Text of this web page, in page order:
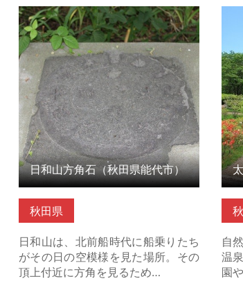
秋田県
日和山は、北前船時代に船乗りたち
がその日の空模様を見た場所。その
頂上付近に方角を見るため…
日和山方角石（秋田県能代市） の詳
細はこちら
日和山方角石（秋田県能代市）
自
温
園
太
市